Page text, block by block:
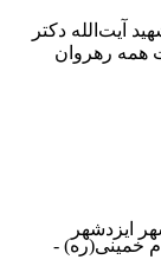
آیت‌الله دکتر
همه رهروان
ایزدشهر
خمینی(ره) -